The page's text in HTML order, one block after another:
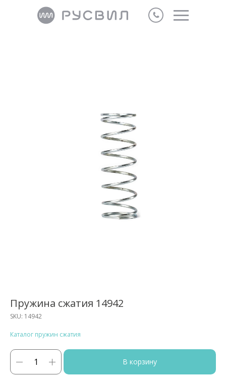
Пружина сжатия 14942
SKU: 14942
Каталог пружин сжатия
В корзину